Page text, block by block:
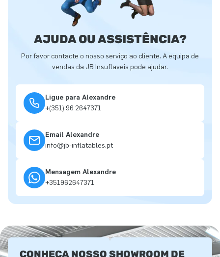
AJUDA OU ASSISTÊNCIA?
Por favor contacte o nosso serviço ao cliente. A equipa de
vendas da JB Insuflaveis pode ajudar.
Ligue para Alexandre
+(351) 96 2647371
Email Alexandre
info@jb-inflatables.pt
Mensagem Alexandre
+351962647371
CONHEÇA NOSSO SHOWROOM DE